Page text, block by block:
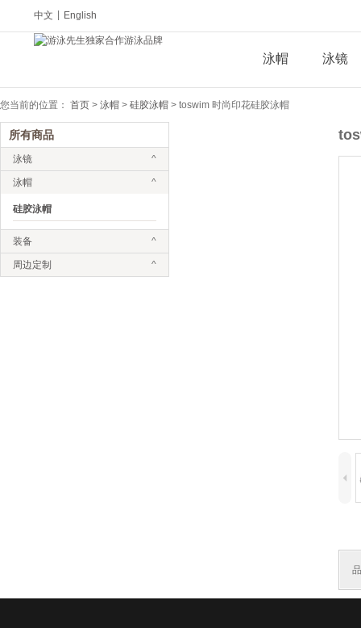
中文 English
泳帽 泳镜
您当前的位置： 首页 > 泳帽 > 硅胶泳帽 > toswim 时尚印花硅胶泳帽
所有商品
泳镜 ^
泳帽 ^
硅胶泳帽
装备 ^
周边定制 ^
4